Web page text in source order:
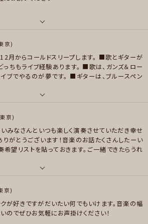
メッセージ
ル全般 河合奈保子 小泉今日子 本田美奈子 松田
ョン、Nujabes、坂本慎太郎、suchmos、藤井
パン、ラヴェル、米津玄師、嵐←New!今頃
ュージョン , ボサノバ/ラテン , クラシック
メッセージ
ドラム
Club , Nightwish , Floor Jansen , Ramm
row , Linkin park
メタル , スラッシュメタル/デスメタル
京)
からコールドスリープします。 ■歌とギターが
っちもライブ経験あります。 ■歌は、ガンズ＆ロー
ブでやるのが夢です。 ■ギターは、ブルースペン
■速弾き目指して練習してます。
】 Axl Rose / Johnny Rotten / Mick Jagger /
& Slash / Jimmy Page / Joe Perry / Keith Ri
太田上田、ラランド、ナイツ、永野
ードロック/ヘヴィメタル , ファンク/ブルース ,
京)
みなさんといつも楽しく演奏させていただき幸せ
がとうございます！音楽のお話たくさんしたーい
望リストを貼っておきます。ご一緒できたらうれ
しさが忘れられず、20ウン年のブランクを経て20
ら再びドラムを始めました。ケイオンR40は201
ウルフルズ/椎名林檎/東京事変/Queen/L
京)
が好きですがだいたい何でもいけます。音楽の幅
のでぜひお気軽にお声掛けください！